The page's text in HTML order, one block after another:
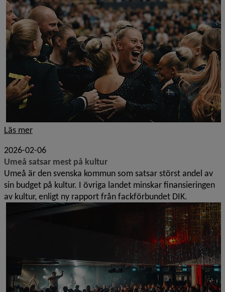
Läs mer
2026-02-06
Umeå satsar mest på kultur
Umeå är den svenska kommun som satsar störst andel av
sin budget på kultur. I övriga landet minskar finansieringen
av kultur, enligt ny rapport från fackförbundet DIK.